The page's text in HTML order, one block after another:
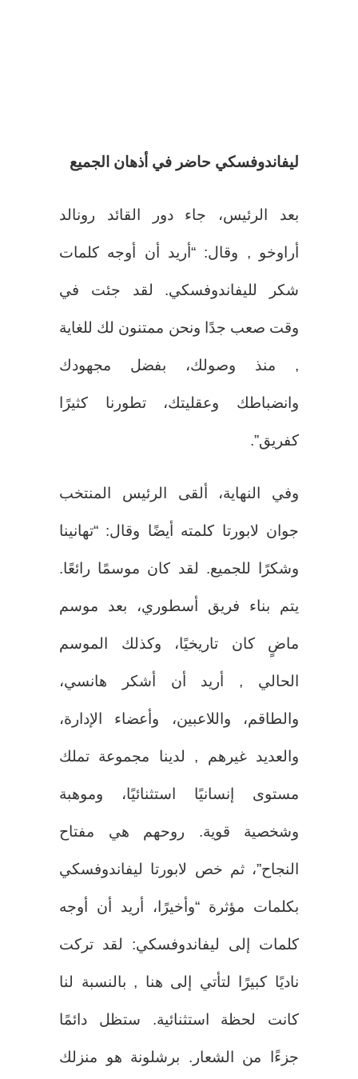
ليفاندوفسكي حاضر في أذهان الجميع
بعد الرئيس، جاء دور القائد رونالد
أراوخو , وقال: “أريد أن أوجه كلمات
شكر لليفاندوفسكي. لقد جئت في
وقت صعب جدًا ونحن ممتنون لك للغاية
, منذ وصولك، بفضل مجهودك
وانضباطك وعقليتك، تطورنا كثيرًا
كفريق”.
وفي النهاية، ألقى الرئيس المنتخب
جوان لابورتا كلمته أيضًا وقال: “تهانينا
وشكرًا للجميع. لقد كان موسمًا رائعًا.
يتم بناء فريق أسطوري، بعد موسم
ماضٍ كان تاريخيًا، وكذلك الموسم
الحالي , أريد أن أشكر هانسي،
والطاقم، واللاعبين، وأعضاء الإدارة،
والعديد غيرهم , لدينا مجموعة تملك
مستوى إنسانيًا استثنائيًا، وموهبة
وشخصية قوية. روحهم هي مفتاح
النجاح”، ثم خص لابورتا ليفاندوفسكي
بكلمات مؤثرة “وأخيرًا، أريد أن أوجه
كلمات إلى ليفاندوفسكي: لقد تركت
ناديًا كبيرًا لتأتي إلى هنا , بالنسبة لنا
كانت لحظة استثنائية. ستظل دائمًا
جزءًا من الشعار. برشلونة هو منزلك